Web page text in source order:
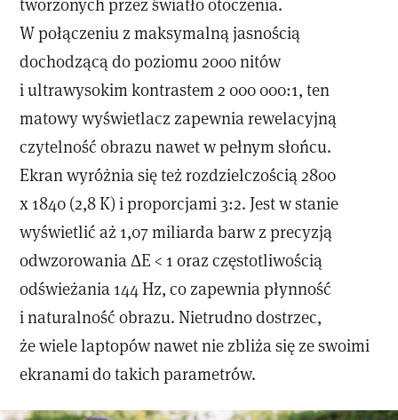
W połączeniu z maksymalną jasnością
dochodzącą do poziomu 2000 nitów
i ultrawysokim kontrastem 2 000 000:1, ten
matowy wyświetlacz zapewnia rewelacyjną
czytelność obrazu nawet w pełnym słońcu.
Ekran wyróżnia się też rozdzielczością 2800
x 1840 (2,8 K) i proporcjami 3:2. Jest w stanie
wyświetlić aż 1,07 miliarda barw z precyzją
odwzorowania ΔE < 1 oraz częstotliwością
odświeżania 144 Hz, co zapewnia płynność
i naturalność obrazu. Nietrudno dostrzec,
że wiele laptopów nawet nie zbliża się ze swoimi
ekranami do takich parametrów.